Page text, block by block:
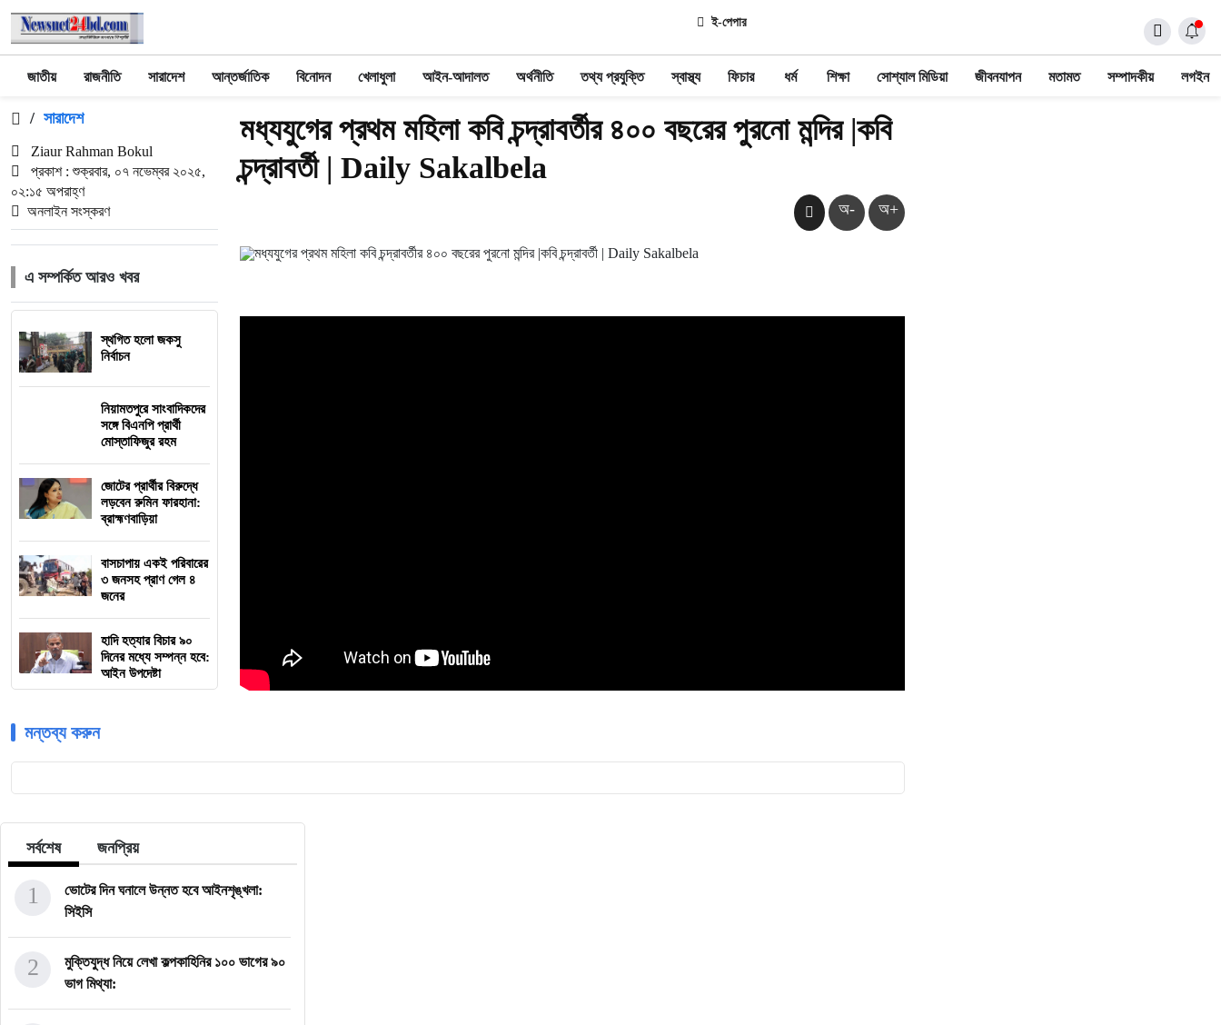
ই-পেপার
জাতীয় রাজনীতি সারাদেশ আন্তর্জাতিক বিনোদন খেলাধুলা আইন-আদালত অর্থনীতি তথ্য প্রযুক্তি স্বাস্থ্য ফিচার ধর্ম শিক্ষা সোশ্যাল মিডিয়া জীবনযাপন মতামত সম্পাদকীয় লগইন
/ সারাদেশ
Ziaur Rahman Bokul
প্রকাশ : শুক্রবার, ০৭ নভেম্বর ২০২৫,
০২:১৫ অপরাহ্ণ
অনলাইন সংস্করণ
এ সম্পর্কিত আরও খবর
স্থগিত হলো জকসু
নির্বাচন
নিয়ামতপুরে সাংবাদিকদের
সঙ্গে বিএনপি প্রার্থী
মোস্তাফিজুর রহম
জোটের প্রার্থীর বিরুদ্ধে
লড়বেন রুমিন ফারহানা:
ব্রাহ্মণবাড়িয়া
বাসচাপায় একই পরিবারের
৩ জনসহ প্রাণ গেল ৪
জনের
হাদি হত্যার বিচার ৯০
দিনের মধ্যে সম্পন্ন হবে:
আইন উপদেষ্টা
মধ্যযুগের প্রথম মহিলা কবি চন্দ্রাবর্তীর ৪০০ বছরের পুরনো মন্দির |কবি
চন্দ্রাবর্তী | Daily Sakalbela
অ- অ+
মন্তব্য করুন
সর্বশেষ জনপ্রিয়
ভোটের দিন ঘনালে উন্নত হবে আইনশৃঙ্খলা:
সিইসি
1
মুক্তিযুদ্ধ নিয়ে লেখা কল্পকাহিনির ১০০ ভাগের ৯০
ভাগ মিথ্যা:
2